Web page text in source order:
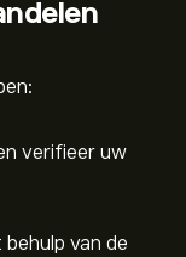
verifieer uw
van de